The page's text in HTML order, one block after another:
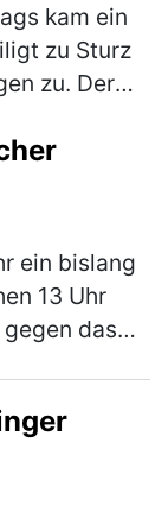
kam ein
zu Sturz
zu. Der
ein bislang
13 Uhr
das